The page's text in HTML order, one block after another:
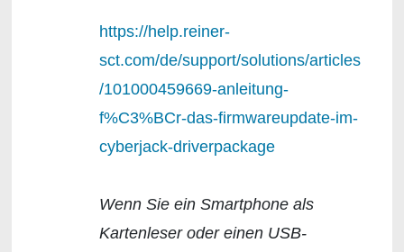
https://help.reiner-
sct.com/de/support/solutions/articles
/101000459669-anleitung-
f%C3%BCr-das-firmwareupdate-im-
cyberjack-driverpackage
Wenn Sie ein Smartphone als
Kartenleser oder einen USB-